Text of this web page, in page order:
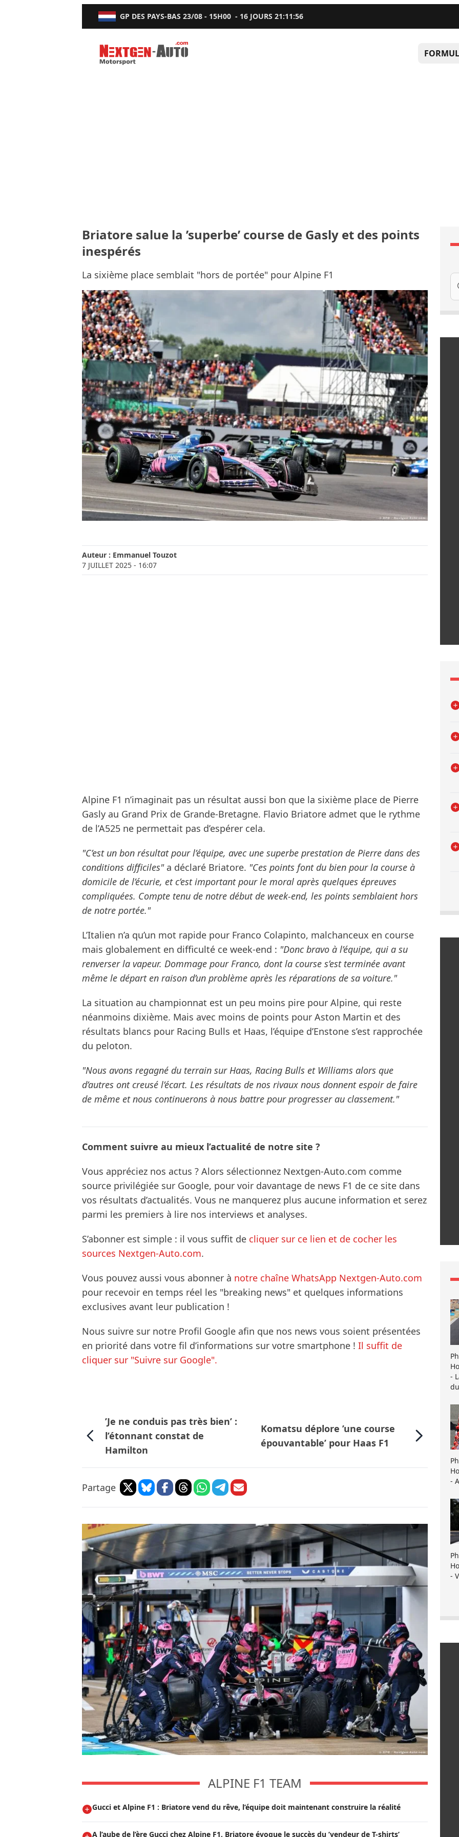
GP DES PAYS-BAS 23/08 - 15H00 - 16 JOURS21:11:55
Nextgen-Auto.com
Briatore salue la ’superbe’ course de Gasly et des points
inespérés
La sixième place semblait "hors de portée" pour Alpine F1
Auteur : Emmanuel Touzot
7 JUILLET 2025 - 16:07
Alpine F1 n’imaginait pas un résultat aussi bon que la sixième place de Pierre
Gasly au Grand Prix de Grande-Bretagne. Flavio Briatore admet que le rythme
de l’A525 ne permettait pas d’espérer cela.
"C’est un bon résultat pour l’équipe, avec une superbe prestation de Pierre dans des
conditions difficiles"a déclaré Briatore. "Ces points font du bien pour la course à
domicile de l’écurie, et c’est important pour le moral après quelques épreuves
compliquées. Compte tenu de notre début de week-end, les points semblaient hors
de notre portée."
L’Italien n’a qu’un mot rapide pour Franco Colapinto, malchanceux en course
mais globalement en difficulté ce week-end : "Donc bravo à l’équipe, qui a su
renverser la vapeur. Dommage pour Franco, dont la course s’est terminée avant
même le départ en raison d’un problème après les réparations de sa voiture."
La situation au championnat est un peu moins pire pour Alpine, qui reste
néanmoins dixième. Mais avec moins de points pour Aston Martin et des
résultats blancs pour Racing Bulls et Haas, l’équipe d’Enstone s’est rapprochée
du peloton.
"Nous avons regagné du terrain sur Haas, Racing Bulls et Williams alors que
d’autres ont creusé l’écart. Les résultats de nos rivaux nous donnent espoir de faire
de même et nous continuerons à nous battre pour progresser au classement."
Comment suivre au mieux l’actualité de notre site ?
Vous appréciez nos actus ? Alors sélectionnez Nextgen-Auto.com comme
source privilégiée sur Google, pour voir davantage de news F1 de ce site dans
vos résultats d’actualités. Vous ne manquerez plus aucune information et serez
parmi les premiers à lire nos interviews et analyses.
S’abonner est simple : il vous suffit de cliquer sur ce lien et de cocher les
sources Nextgen-Auto.com.
Vous pouvez aussi vous abonner à notre chaîne WhatsApp Nextgen-Auto.com
pour recevoir en temps réel les "breaking news" et quelques informations
exclusives avant leur publication !
Nous suivre sur notre Profil Google afin que nos news vous soient présentées
en priorité dans votre fil d’informations sur votre smartphone ! Il suffit de
cliquer sur "Suivre sur Google".
’Je ne conduis pas très bien’ :
l’étonnant constat de
Hamilton
Komatsu déplore ’une course
épouvantable’ pour Haas F1
Partage
ALPINE F1 TEAM
Gucci et Alpine F1 : Briatore vend du rêve, l’équipe doit maintenant construire la réalité
A l’aube de l’ère Gucci chez Alpine F1, Briatore évoque le succès du ’vendeur de T-shirts’
-
-
-